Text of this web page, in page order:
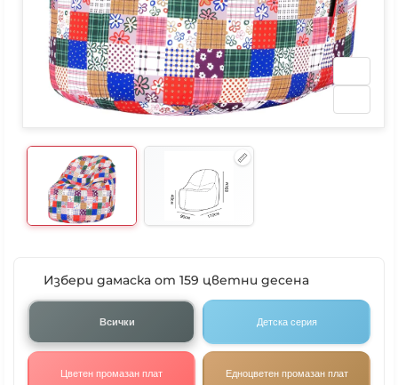
Избери дамаска от 159 цветни десена
Всички Детска серия
Цветен промазан плат Едноцветен промазан плат